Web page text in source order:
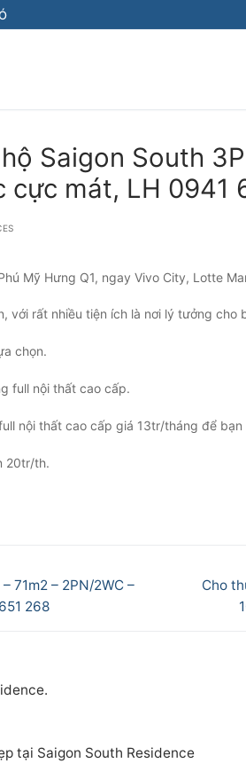
Saigon South
cực mát, LH 0941
Mỹ Hưng Q1, ngay Vivo City, Lotte
với rất nhiều tiện ích là nơi lý tưởng cho
chọn.
full nội thất cao cấp.
nội thất cao cấp giá 13tr/tháng để
20tr/th.
71m2 – 2PN/2WC –
268
Next
Cho
tại Saigon South Residence